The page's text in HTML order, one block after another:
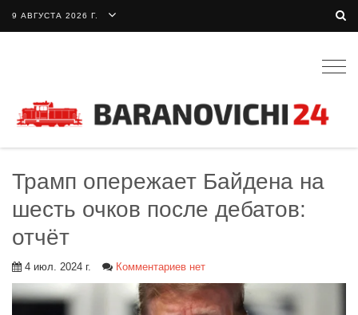
9 АВГУСТА 2026 Г.
Трамп опережает Байдена на
шесть очков после дебатов:
отчёт
4 июл. 2024 г. Комментариев нет